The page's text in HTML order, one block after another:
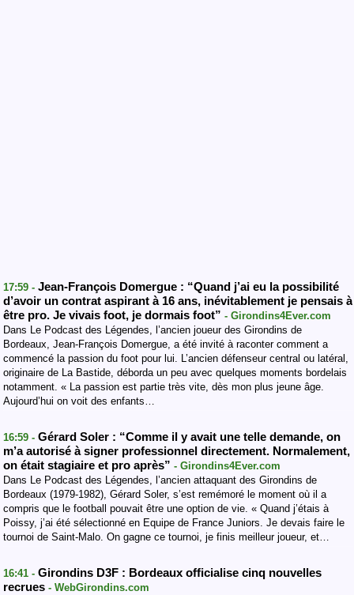
17:59 - Jean-François Domergue : “Quand j’ai eu la possibilité
d’avoir un contrat aspirant à 16 ans, inévitablement je pensais à
être pro. Je vivais foot, je dormais foot” - Girondins4Ever.com
Dans Le Podcast des Légendes, l’ancien joueur des Girondins de
Bordeaux, Jean-François Domergue, a été invité à raconter comment a
commencé la passion du foot pour lui. L’ancien défenseur central ou latéral,
originaire de La Bastide, déborda un peu avec quelques moments bordelais
notamment. « La passion est partie très vite, dès mon plus jeune âge.
Aujourd’hui on voit des enfants…
16:59 - Gérard Soler : “Comme il y avait une telle demande, on
m’a autorisé à signer professionnel directement. Normalement,
on était stagiaire et pro après” - Girondins4Ever.com
Dans Le Podcast des Légendes, l’ancien attaquant des Girondins de
Bordeaux (1979-1982), Gérard Soler, s’est remémoré le moment où il a
compris que le football pouvait être une option de vie. « Quand j’étais à
Poissy, j’ai été sélectionné en Equipe de France Juniors. Je devais faire le
tournoi de Saint-Malo. On gagne ce tournoi, je finis meilleur joueur, et…
16:41 - Girondins D3F : Bordeaux officialise cinq nouvelles
recrues - WebGirondins.com